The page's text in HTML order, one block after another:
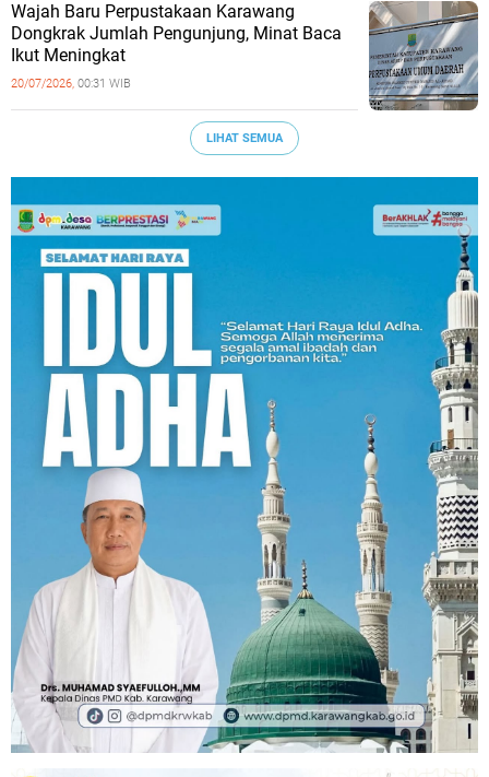
Wajah Baru Perpustakaan Karawang
Dongkrak Jumlah Pengunjung, Minat Baca
Ikut Meningkat
20/07/2026, 00:31 WIB
LIHAT SEMUA